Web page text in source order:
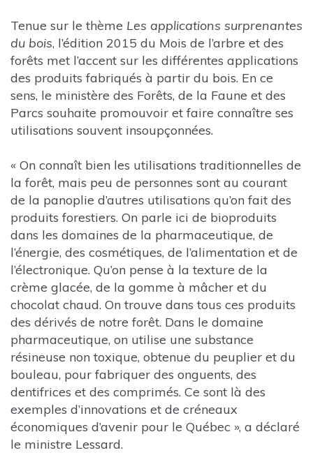
Tenue sur le thème Les applications surprenantes
du bois, l’édition 2015 du Mois de l’arbre et des
forêts met l’accent sur les différentes applications
des produits fabriqués à partir du bois. En ce
sens, le ministère des Forêts, de la Faune et des
Parcs souhaite promouvoir et faire connaître ses
utilisations souvent insoupçonnées.
« On connaît bien les utilisations traditionnelles de
la forêt, mais peu de personnes sont au courant
de la panoplie d’autres utilisations qu’on fait des
produits forestiers. On parle ici de bioproduits
dans les domaines de la pharmaceutique, de
l’énergie, des cosmétiques, de l’alimentation et de
l’électronique. Qu’on pense à la texture de la
crème glacée, de la gomme à mâcher et du
chocolat chaud. On trouve dans tous ces produits
des dérivés de notre forêt. Dans le domaine
pharmaceutique, on utilise une substance
résineuse non toxique, obtenue du peuplier et du
bouleau, pour fabriquer des onguents, des
dentifrices et des comprimés. Ce sont là des
exemples d’innovations et de créneaux
économiques d’avenir pour le Québec », a déclaré
le ministre Lessard.